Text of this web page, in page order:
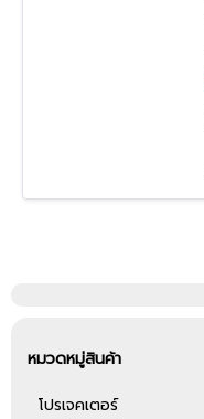
หมวดหมู่สินค้า
โปรเจคเตอร์